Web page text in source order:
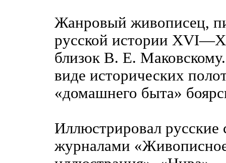
Жанровый живописец,
русской истории
близок В. Е.
виде исторических
«домашнего быта»
Иллюстрировал русские
журналами